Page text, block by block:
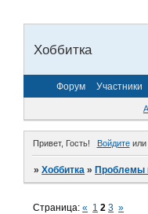
Хоббитка
Форум Участники
Привет, Гость! Войдитеили
»Хоббитка »Проблемы
Страница:« 1 2 3 »